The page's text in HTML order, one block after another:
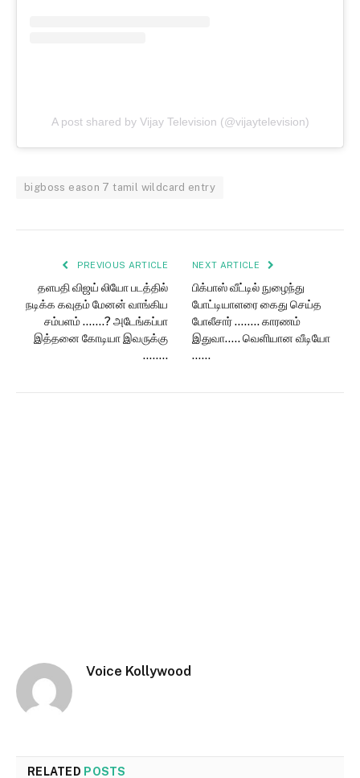
A post shared by Vijay Television (@vijaytelevision)
bigboss eason 7 tamil wildcard entry
PREVIOUS ARTICLE
தளபதி விஜய் லியோ படத்தில்
நடிக்க கவுதம் மேனன் வாங்கிய
சம்பளம் …….? அடேங்கப்பா
இத்தனை கோடியா இவருக்கு
……..
NEXT ARTICLE
பிக்பாஸ் வீட்டில் நுழைந்து
போட்டியாளரை கைது செய்த
போலீசார் …….. காரணம்
இதுவா….. வெளியான வீடியோ
……
Voice Kollywood
RELATED POSTS